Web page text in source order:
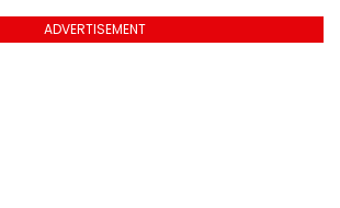
ADVERTISEMENT